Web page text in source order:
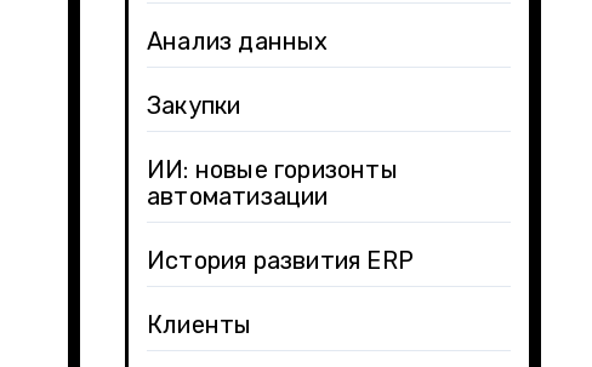
Анализ данных
Закупки
ИИ: новые горизонты
автоматизации
История развития ERP
Клиенты